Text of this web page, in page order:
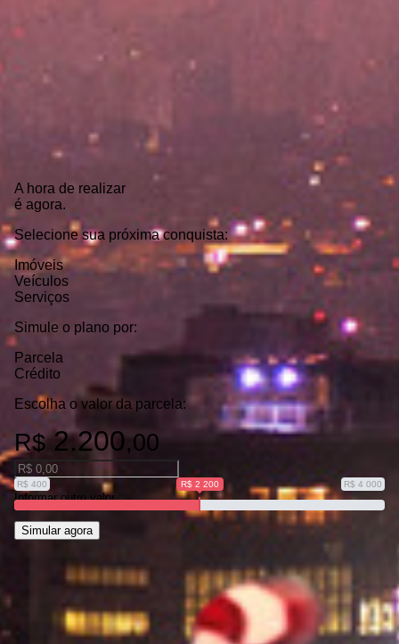
A hora de realizar
é agora.
Selecione sua próxima conquista:
Imóveis
Veículos
Serviços
Simule o plano por:
Parcela
Crédito
Escolha o valor da parcela:
R$2.200,00
R$ 400 R$ 4 000
R$ 2 200
Informar outro valor
Simular agora